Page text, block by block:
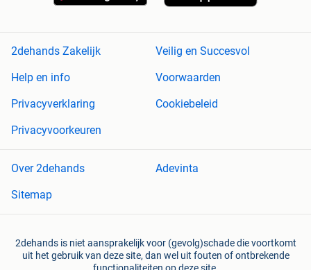
2dehands Zakelijk
Veilig en Succesvol
Help en info
Voorwaarden
Privacyverklaring
Cookiebeleid
Privacyvoorkeuren
Over 2dehands
Adevinta
Sitemap
2dehands is niet aansprakelijk voor (gevolg)schade die voortkomt
uit het gebruik van deze site, dan wel uit fouten of ontbrekende